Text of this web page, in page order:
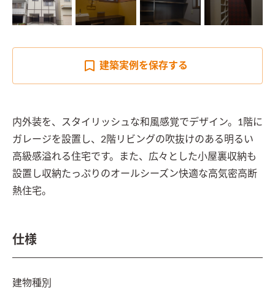
建築実例を保存する
内外装を、スタイリッシュな和風感覚でデザイン。1階に
ガレージを設置し、2階リビングの吹抜けのある明るい
高級感溢れる住宅です。また、広々とした小屋裏収納も
設置し収納たっぷりのオールシーズン快適な高気密高断
熱住宅。
仕様
建物種別